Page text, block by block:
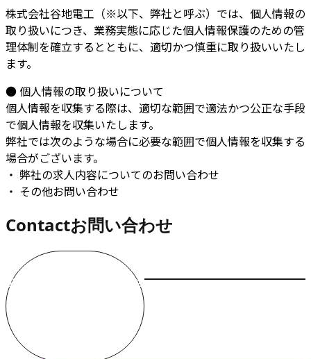
株式会社谷地電工（※以下、弊社と呼ぶ）では、個人情報の
取り扱いにつき、業務実態に応じた個人情報保護のための管
理体制を確立するとともに、適切かつ慎重に取り扱いいたし
ます。
● 個人情報の取り扱いについて
個人情報を収集する際は、適切な範囲で適法かつ公正な手段
で個人情報を収集いたします。
弊社では次のような場合に必要な範囲で個人情報を収集する
場合がございます。
・ 弊社の求人内容についてのお問い合わせ
・ その他お問い合わせ
Contactお問い合わせ
お電話でのお問い合わせ